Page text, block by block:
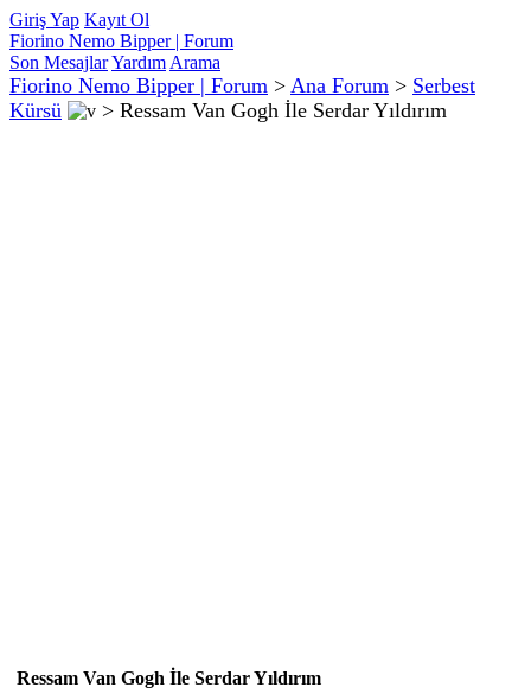
Giriş Yap Kayıt Ol
Fiorino Nemo Bipper | Forum
Son MesajlarYardım Arama
Fiorino Nemo Bipper | Forum > Ana Forum > Serbest
Kürsü
> Ressam Van Gogh İle Serdar Yıldırım
Ressam Van Gogh İle Serdar Yıldırım